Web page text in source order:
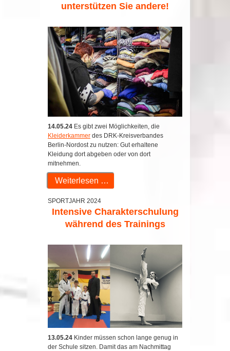
unterstützen Sie andere!
14.05.24 Es gibt zwei Möglichkeiten, die
Kleiderkammer des DRK-Kreisverbandes
Berlin-Nordost zu nutzen: Gut erhaltene
Kleidung dort abgeben oder von dort
mitnehmen.
Weiterlesen …
SPORTJAHR 2024
Intensive Charakterschulung
während des Trainings
13.05.24 Kinder müssen schon lange genug in
der Schule sitzen. Damit das am Nachmittag